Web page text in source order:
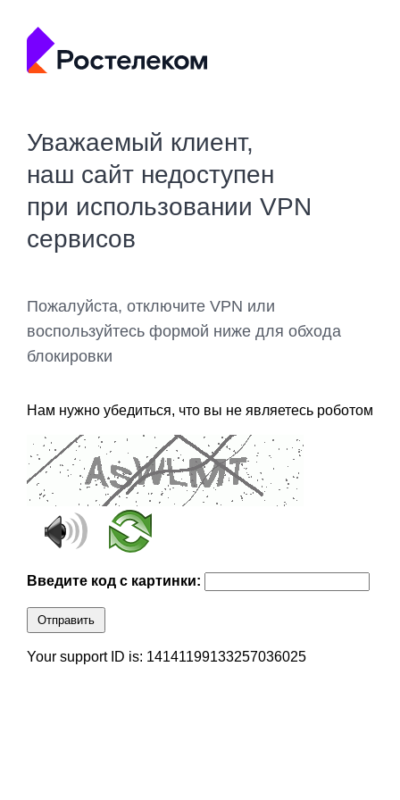
Уважаемый клиент,
наш сайт недоступен
при использовании VPN
сервисов
Пожалуйста, отключите VPN или
воспользуйтесь формой ниже для обхода
блокировки
Нам нужно убедиться, что вы не являетесь роботом
Введите код с картинки:
Отправить
Your support ID is: 14141199133257036025